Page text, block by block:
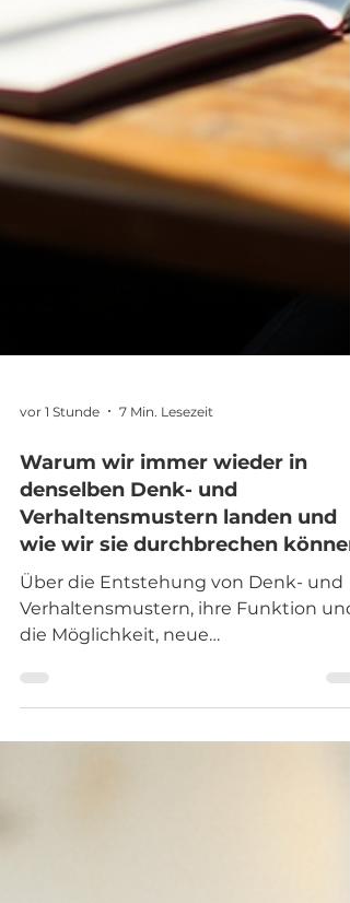
7 Min. Lesezeit
Warum wir immer wieder in
denselben Denk- und
Verhaltensmustern landen und
wie wir sie durchbrechen können
Über die Entstehung von Denk- und
Verhaltensmustern, ihre Funktion und
die Möglichkeit, neue